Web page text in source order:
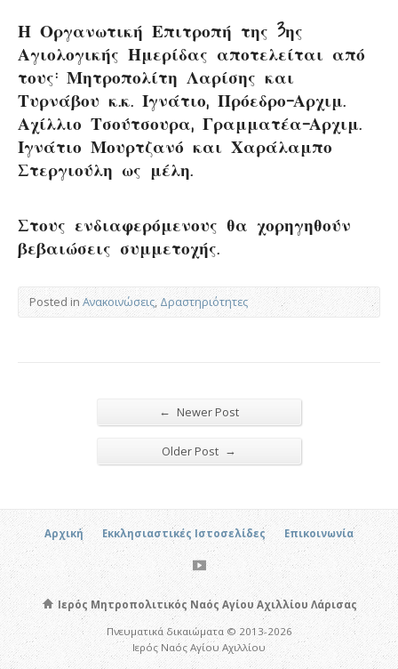
Η Οργανωτική Επιτροπή της 3ης
Αγιολογικής Ημερίδας αποτελείται από
τους: Μητροπολίτη Λαρίσης και
Τυρνάβου κ.κ. Ιγνάτιο, Πρόεδρο-Αρχιμ.
Αχίλλιο Τσούτσουρα, Γραμματέα-Αρχιμ.
Ιγνάτιο Μουρτζανό και Χαράλαμπο
Στεργιούλη ως μέλη.
Στους ενδιαφερόμενους θα χορηγηθούν
βεβαιώσεις συμμετοχής.
Posted in Ανακοινώσεις,Δραστηριότητες
← Newer Post
Older Post →
Αρχική Εκκλησιαστικές Ιστοσελίδες Επικοινωνία
Ιερός Μητροπολιτικός Ναός Αγίου Αχιλλίου Λάρισας
Πνευματικά δικαιώματα © 2013-2026
Ιερός Ναός Αγίου Αχιλλίου